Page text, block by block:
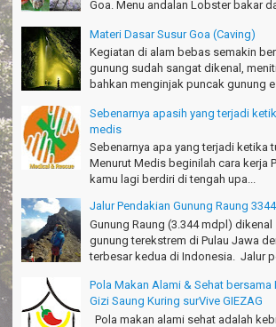
TRIms surVive GIEZAG telah menemani kami ke
Tapak Adventure Club - Bandung Barat
Thanks!
Michael - Sydney
Thanks Bodyrafting Green canyon, extreme,
Santoso - Kudus
Seru banget Pantai Batukaras!
Sudrajat - Kuningan
エキサイティングなツアー。ありがとう Arief
Nakata-Osaka Japan
Amazing palace
Hiromi - Fukusima Japan
Goa. Menu andalan Lobster bakar
Materi Dasar Susur Goa (Caving)
Kegiatan di alam bebas semakin
gunung sudah sangat dikenal,
bahkan menginjak puncak gunung
Sebenarnya apasih yang terjadi
medis
Sebenarnya apa yang terjadi ketika
Menurut Medis beginilah cara kerja
kamu lagi berdiri di tengah upa...
Jalur Pendakian Gunung Raung
Gunung Raung (3.344 mdpl)
gunung terekstrem di Pulau Jawa
terbesar kedua di Indonesia. Jalur
Pola Makan Alami & Sehat bersama
Gizi Saung Kuring surVive GIEZAG
Pola makan alami sehat adalah